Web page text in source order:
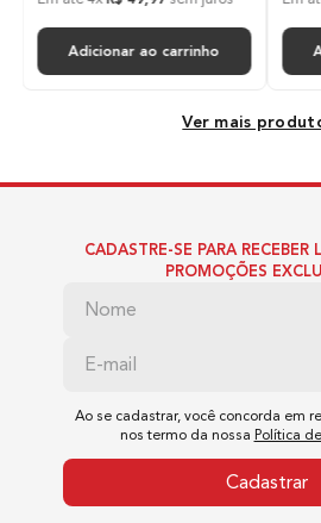
Temperaturas
Comprimento do Cabo
3m - 2X1,5mm
Adicionar ao carrinho
Ver mais
CADASTRE-SE PARA RECEBER
PROMOÇÕES
Ao se cadastrar, você concorda em
nos termo da nossa Política
Cadastrar